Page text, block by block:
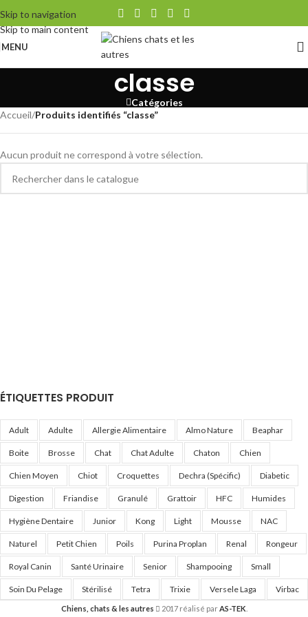
Skip to navigation
Skip to main content
MENU
classe
Catégories
Accueil/Produits identifiés “classe”
Aucun produit ne correspond à votre sélection.
ÉTIQUETTES PRODUIT
Adult Adulte Allergie Alimentaire Almo Nature Beaphar
Boite Brosse Chat Chat Adulte Chaton Chien
Chien Moyen Chiot Croquettes Dechra (Spécific) Diabetic
Digestion Friandise Granulé Grattoir HFC Humides
Hygiène Dentaire Junior Kong Light Mousse NAC
Naturel Petit Chien Poils Purina Proplan Renal Rongeur
Royal Canin Santé Urinaire Senior Shampooing Small
Soin Du Pelage Stérilisé Tetra Trixie Versele Laga Virbac
Chiens, chats & les autres 2017 réalisé parAS-TEK